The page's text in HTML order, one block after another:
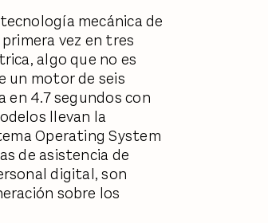
mecánica de
vez en tres
algo que no es
un motor de seis
en 4.7 segundos con
llevan la
Operating System
de asistencia de
digital, son
sobre los